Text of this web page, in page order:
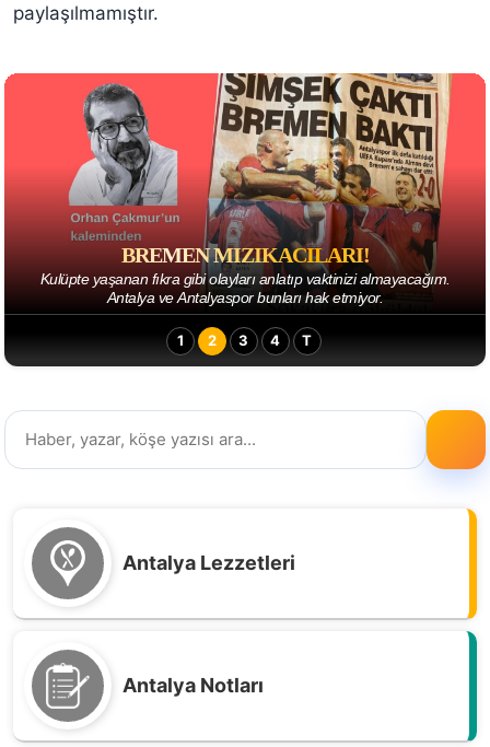
paylaşılmamıştır.
BREMEN MIZIKACILARI!
Kulüpte yaşanan fıkra gibi olayları anlatıp vaktinizi almayacağım.
Antalya ve Antalyaspor bunları hak etmiyor.
1 2 3 4 T
Antalya Lezzetleri
Antalya Notları